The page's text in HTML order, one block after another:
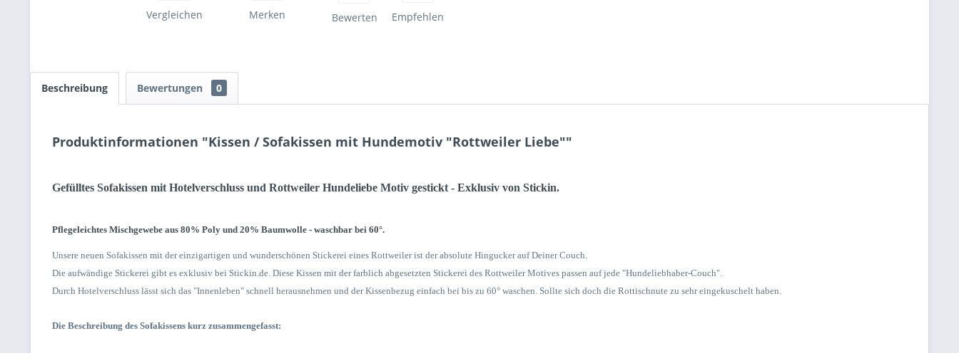
Vergleichen Merken Bewerten Empfehlen
Beschreibung Bewertungen 0
Produktinformationen "Kissen / Sofakissen mit Hundemotiv "Rottweiler Liebe""
Gefülltes Sofakissen mit Hotelverschluss und Rottweiler Hundeliebe Motiv gestickt - Exklusiv von Stickin.
Pflegeleichtes Mischgewebe aus 80% Poly und 20% Baumwolle - waschbar bei 60°.
Unsere neuen Sofakissen mit der einzigartigen und wunderschönen Stickerei eines Rottweiler ist der absolute Hingucker auf Deiner Couch.
Die aufwändige Stickerei gibt es exklusiv bei Stickin.de. Diese Kissen mit der farblich abgesetzten Stickerei des Rottweiler Motives passen auf jede "Hundeliebhaber-Couch".
Durch Hotelverschluss lässt sich das "Innenleben" schnell herausnehmen und der Kissenbezug einfach bei bis zu 60° waschen. Sollte sich doch die Rottischnute zu sehr eingekuschelt haben.
Die Beschreibung des Sofakissens kurz zusammengefasst: